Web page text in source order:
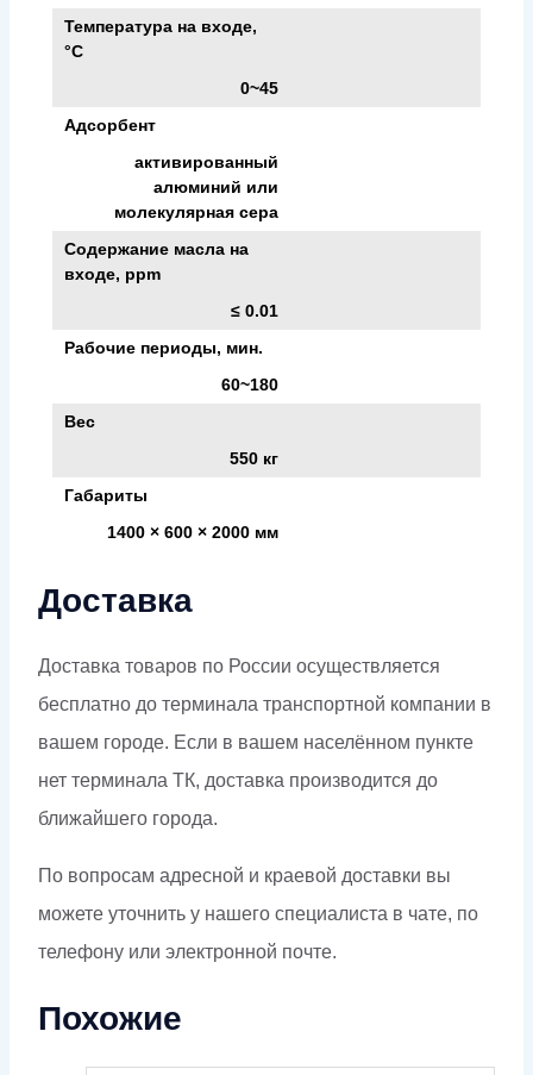
Температура на входе,
°С
0~45
Адсорбент
активированный
алюминий или
молекулярная сера
Содержание масла на
входе, ppm
≤ 0.01
Рабочие периоды, мин.
60~180
Вес
550 кг
Габариты
1400 × 600 × 2000 мм
Доставка
Доставка товаров по России осуществляется
бесплатно до терминала транспортной компании в
вашем городе. Если в вашем населённом пункте
нет терминала ТК, доставка производится до
ближайшего города.
По вопросам адресной и краевой доставки вы
можете уточнить у нашего специалиста в чате, по
телефону или электронной почте.
Похожие